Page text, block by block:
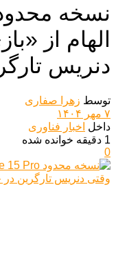
الهام از
دنریس
توسط زهرا صفاری
۷ مهر ۱۴۰۴
داخل اخبار فناوری
1 دقیقه خوانده شده
0